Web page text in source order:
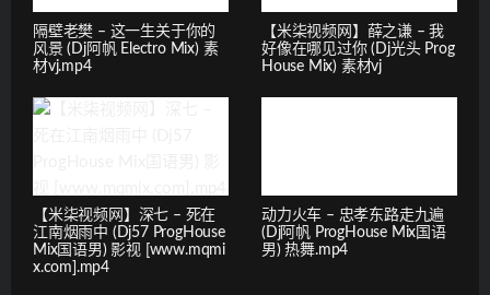
隔壁老樊 – 这一生关于你的
风景 (Dj阿帆 Electro Mix) 素
材vj.mp4
【米柒视频网】薛之谦 – 我
好像在哪见过你 (Dj光头 Prog
House Mix) 素材vj
【米柒视频网】深七 – 死在
江南烟雨中 (Dj57 ProgHouse
Mix国语男) 影视 [www.mqmi
x.com].mp4
动力火车 – 忠孝东路走九遍
(Dj阿帆 ProgHouse Mix国语
男) 热舞.mp4